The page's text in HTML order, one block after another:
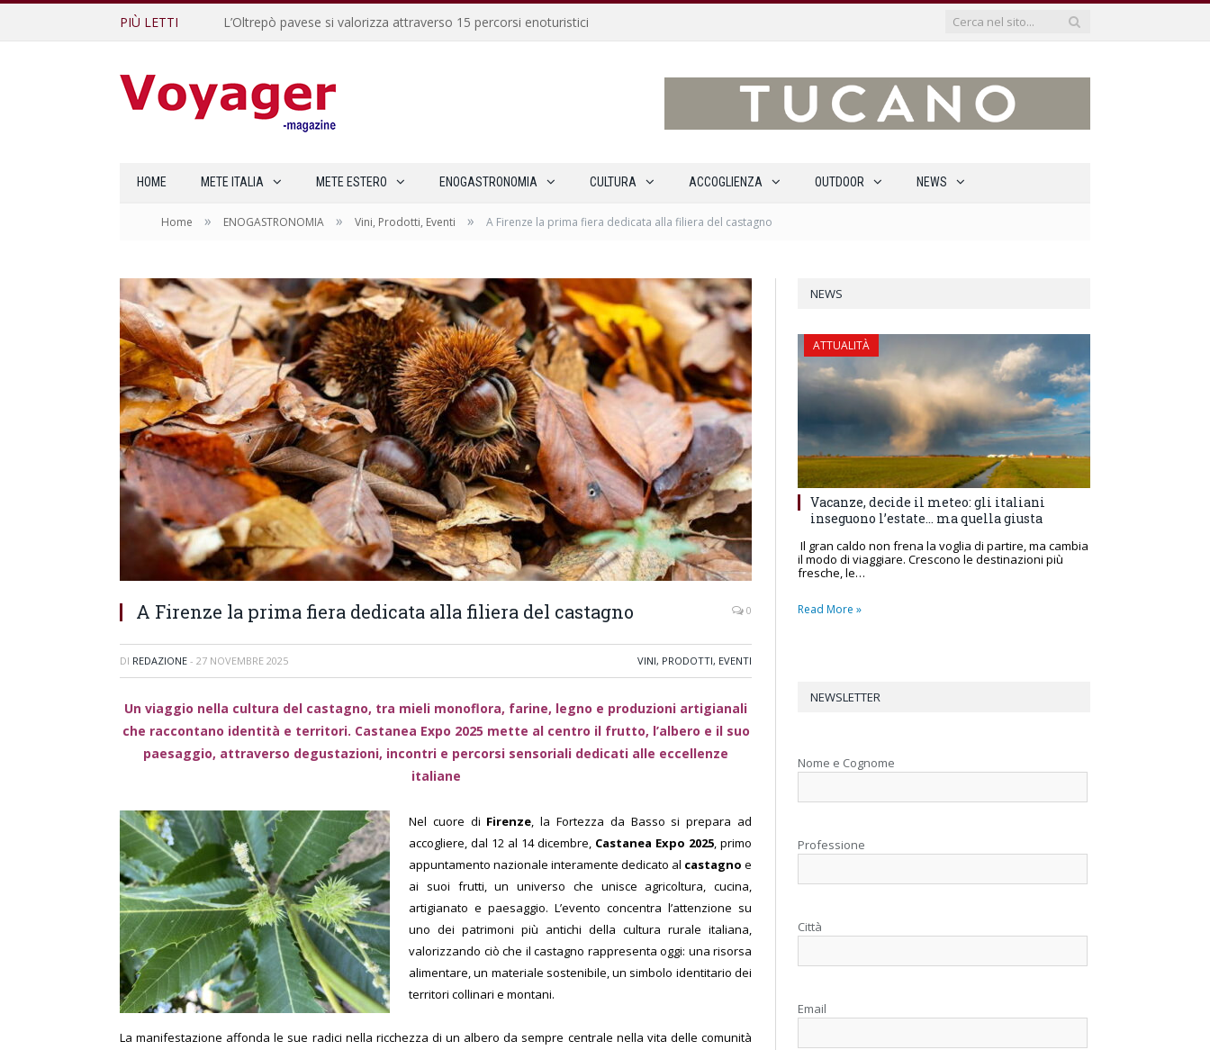
PIÙ LETTI L’Oltrepò pavese si valorizza attraverso 15 percorsi enoturistici
HOME METE ITALIA METE ESTERO ENOGASTRONOMIA CULTURA ACCOGLIENZA OUTDOOR NEWS
Home » ENOGASTRONOMIA » Vini, Prodotti, Eventi » A Firenze la prima fiera dedicata alla filiera del castagno
A Firenze la prima fiera dedicata alla filiera del castagno 0
DI REDAZIONE - 27 NOVEMBRE 2025 VINI, PRODOTTI, EVENTI
Un viaggio nella cultura del castagno, tra mieli monoflora, farine, legno e produzioni artigianali
che raccontano identità e territori. Castanea Expo 2025 mette al centro il frutto, l’albero e il suo
paesaggio, attraverso degustazioni, incontri e percorsi sensoriali dedicati alle eccellenze
italiane
Nel cuore di Firenze, la Fortezza da Basso si prepara ad
accogliere, dal 12 al 14 dicembre, Castanea Expo 2025, primo
appuntamento nazionale interamente dedicato al castagno e
ai suoi frutti, un universo che unisce agricoltura, cucina,
artigianato e paesaggio. L’evento concentra l’attenzione su
uno dei patrimoni più antichi della cultura rurale italiana,
valorizzando ciò che il castagno rappresenta oggi: una risorsa
alimentare, un materiale sostenibile, un simbolo identitario dei
territori collinari e montani.
La manifestazione affonda le sue radici nella ricchezza di un albero da sempre centrale nella vita delle comunità
NEWS
ATTUALITÀ
Vacanze, decide il meteo: gli italiani
inseguono l’estate… ma quella giusta
Il gran caldo non frena la voglia di partire, ma cambia
il modo di viaggiare. Crescono le destinazioni più
fresche, le…
Read More »
NEWSLETTER
Nome e Cognome
Professione
Città
Email